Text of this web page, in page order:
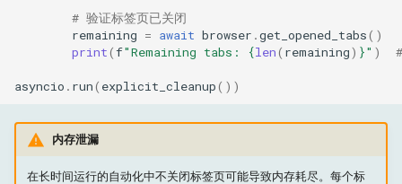
# 验证标签页已关闭
remaining = await browser .get_opened_tabs()
print(f"Remaining tabs: {len( remaining) }" )
asyncio . run( explicit_cleanup())
内存泄漏
在长时间运行的自动化中不关闭标签页可能导致内存耗尽。每个标